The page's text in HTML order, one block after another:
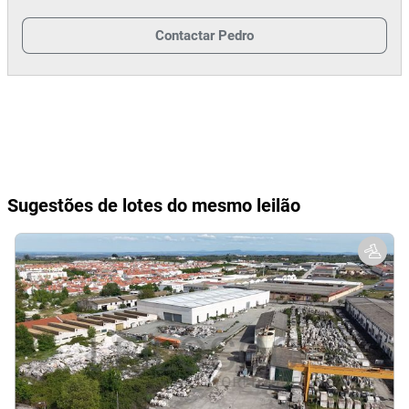
essencial à atividade empresarial e qualidade operacional;
- Situado em Nossa Senhora da Conceição e São Bartolomeu, no
concelho de Vila Viçosa, o complexo beneficia de uma
localização privilegiada;
Notas Informativas
- A adjudicação fica sujeita à apreciação dos valores obtidos
entre as partes e o todo;
- Imóveis titulados pelo BCP.
Contactar Pedro
Sugestões de lotes do mesmo leilão